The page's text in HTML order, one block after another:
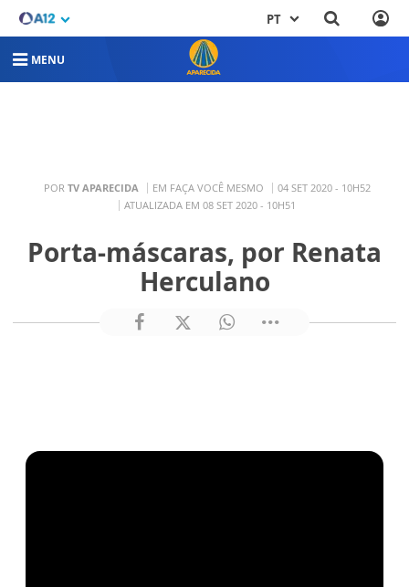
PT
MENU
POR TV APARECIDA EM FAÇA VOCÊ MESMO
04 SET 2020 - 10H52
ATUALIZADA EM 08 SET 2020 - 10H51
Porta-máscaras, por Renata
Herculano